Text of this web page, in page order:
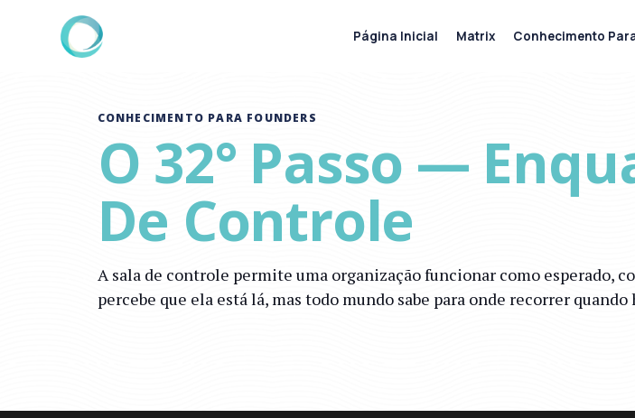
CONHECIMENTO PARA FOUNDERS
O 32° Passo —
De Controle
A sala de controle permite uma organização funcionar como esperado,
percebe que ela está lá, mas todo mundo sabe para onde recorrer quando
Página Inicial Matrix Conhecimento